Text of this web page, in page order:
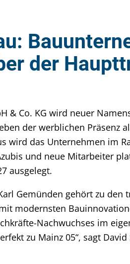
der
& Co. KG wird neuer
der werblichen Präsenz
wird das Unternehmen im
und neue Mitarbeiter
ausgelegt.
Gemünden gehört zu
modernsten
Nachwuchses im
zu Mainz 05“, sagt